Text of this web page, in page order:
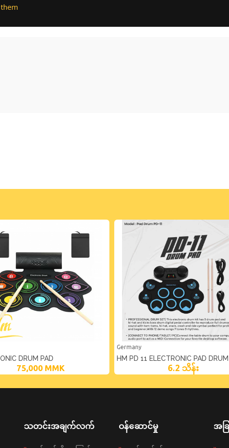
DRUM PAD
75,000 MMK
Germany
HM PD 11 ELECTRONIC PAD DRUM
6.2 သိန်း
သတင်းအချက်လက် ဝန်ဆောင်မှု အခ